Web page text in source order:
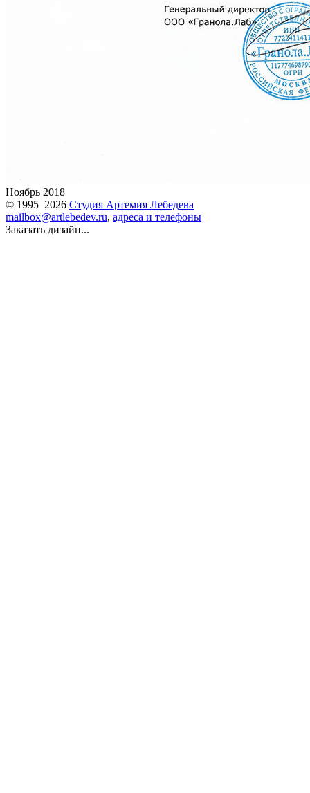
Ноябрь 2018
© 1995–2026 Студия Артемия Лебедева
mailbox@artlebedev.ru, адреса и телефоны
Заказать дизайн...